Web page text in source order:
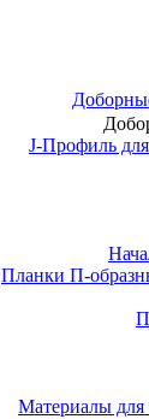
J-Профиль
Планки П-
Материалы для